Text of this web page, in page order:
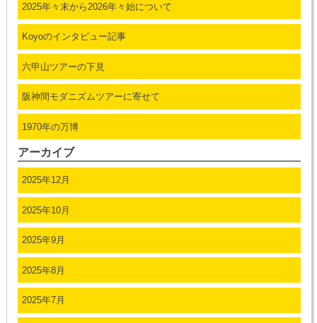
2025年々末から2026年々始について
Koyoのインタビュー記事
六甲山ツアーの下見
阪神間モダニズムツアーに寄せて
1970年の万博
アーカイブ
2025年12月
2025年10月
2025年9月
2025年8月
2025年7月